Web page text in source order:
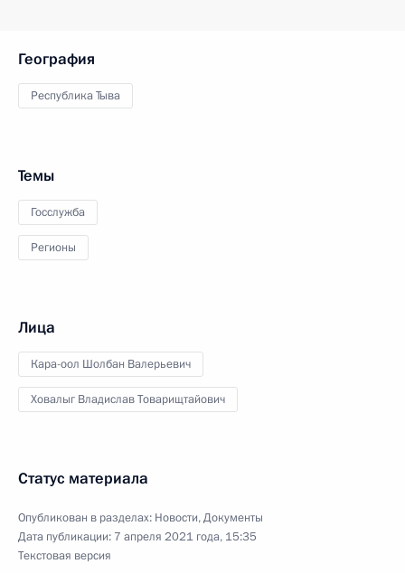
География
Республика Тыва
Темы
Госслужба
Регионы
Лица
Кара-оол Шолбан Валерьевич
Ховалыг Владислав Товарищтайович
Статус материала
Опубликован в разделах: Новости,Документы
Дата публикации: 7 апреля 2021 года, 15:35
Текстовая версия